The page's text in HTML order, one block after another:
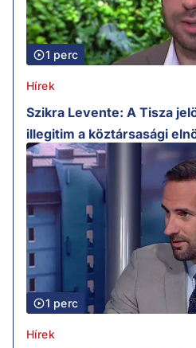
1 perc
Hírek
Szikra Levente: A Tisza
illegitim a köztársasági
1 perc
Hírek